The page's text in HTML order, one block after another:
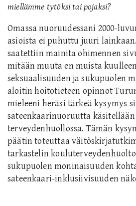
miellämme tytöksi tai pojaksi?
Omassa nuoruudessani 2000-
asioista ei puhuttu juuri
saatettiin mainita ohimennen
mitään muuta en muista
seksuaalisuuden ja sukupuolen
aloitin hoitotieteen opinnot
mieleeni heräsi tärkeä kysymys
sateenkaarinuoruutta
terveydenhuollossa. Tämän
päätin toteuttaa
tarkastelin
sukupuolen moninaisuuden
sateenkaari-inklusiivisuuden